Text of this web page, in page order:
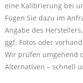
eine Kalibrierung bei
Fügen Sie dazu im
Angabe des
ggf. Fotos oder
Wir prüfen umgehend
Alternativen – schnell